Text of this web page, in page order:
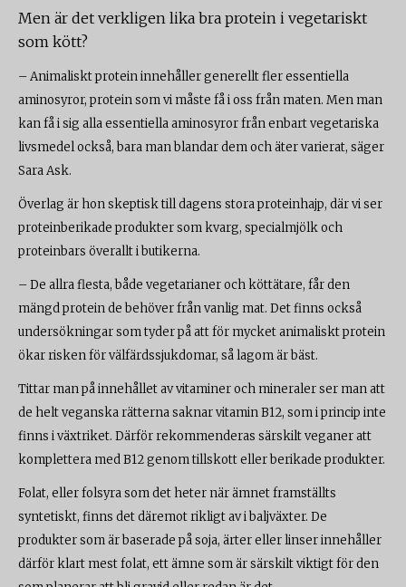
Men är det verkligen lika bra protein i vegetariskt
som kött?
– Animaliskt protein innehåller generellt fler essentiella
aminosyror, protein som vi måste få i oss från maten. Men man
kan få i sig alla essentiella aminosyror från enbart vegetariska
livsmedel också, bara man blandar dem och äter varierat, säger
Sara Ask.
Överlag är hon skeptisk till dagens stora proteinhajp, där vi ser
proteinberikade produkter som kvarg, specialmjölk och
proteinbars överallt i butikerna.
– De allra flesta, både vegetarianer och köttätare, får den
mängd protein de behöver från vanlig mat. Det finns också
undersökningar som tyder på att för mycket animaliskt protein
ökar risken för välfärdssjukdomar, så lagom är bäst.
Tittar man på innehållet av vitaminer och mineraler ser man att
de helt veganska rätterna saknar vitamin B12, som i princip inte
finns i växtriket. Därför rekommenderas särskilt veganer att
komplettera med B12 genom tillskott eller berikade produkter.
Folat, eller folsyra som det heter när ämnet framställts
syntetiskt, finns det däremot rikligt av i baljväxter. De
produkter som är baserade på soja, ärter eller linser innehåller
därför klart mest folat, ett ämne som är särskilt viktigt för den